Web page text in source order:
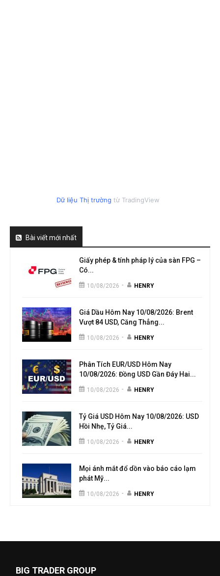
Dữ liệu Thị trường từ TradingView
Bài viết mới nhất
Giấy phép & tính pháp lý của sàn FPG –
Có...
10/08/2026 - HENRY
Giá Dầu Hôm Nay 10/08/2026: Brent
Vượt 84 USD, Căng Thẳng...
10/08/2026 - HENRY
Phân Tích EUR/USD Hôm Nay
10/08/2026: Đồng USD Gần Đáy Hai...
10/08/2026 - HENRY
Tỷ Giá USD Hôm Nay 10/08/2026: USD
Hồi Nhẹ, Tỷ Giá...
10/08/2026 - HENRY
Mọi ánh mắt đổ dồn vào báo cáo lạm
phát Mỹ...
10/08/2026 - HENRY
BIG TRADER GROUP